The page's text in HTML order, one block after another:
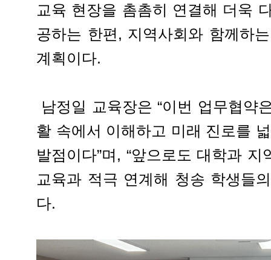
교육 현장을 촘촘히 연결해 더욱
공하는 한편, 지역사회와 함께하
계획이다.
남정일 교육장은 “이번 업무협약
활 속에서 이해하고 미래 진로를
발점이다”며, “앞으로도 대학과
교육과 적극 연계해 청송 학생들
다.